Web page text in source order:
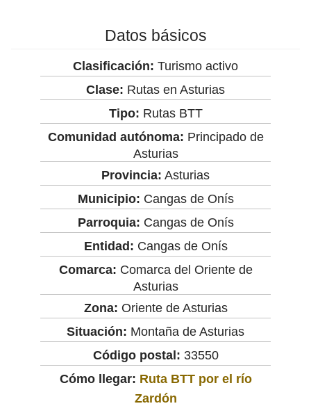
Datos básicos
Clasificación: Turismo activo
Clase: Rutas en Asturias
Tipo: Rutas BTT
Comunidad autónoma: Principado de
Asturias
Provincia: Asturias
Municipio: Cangas de Onís
Parroquia: Cangas de Onís
Entidad: Cangas de Onís
Comarca: Comarca del Oriente de
Asturias
Zona: Oriente de Asturias
Situación: Montaña de Asturias
Código postal: 33550
Cómo llegar: Ruta BTT por el río
Zardón